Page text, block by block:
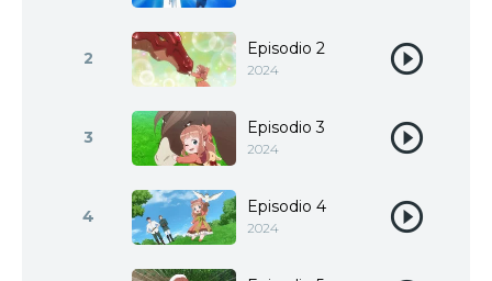
2 Episodio 2
2024
3 Episodio 3
2024
4 Episodio 4
2024